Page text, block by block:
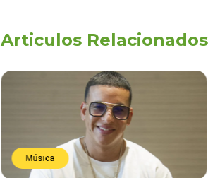
Articulos Relacionados
Música